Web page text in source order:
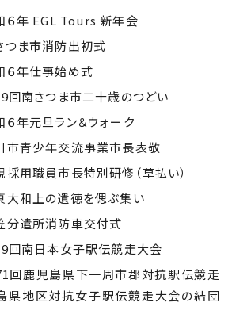
年 EGL Tours 新年会
ま市消防出初式
年仕事始め式
南さつま市二十歳のつどい
年元旦ラン＆ウォーク
青少年交流事業市長表敬
用職員市長特別研修（草払い）
和上の遺徳を偲ぶ集い
遣所消防車交付式
南日本女子駅伝競走大会
鹿児島県下一周市郡対抗駅伝競走
県地区対抗女子駅伝競走大会の結団